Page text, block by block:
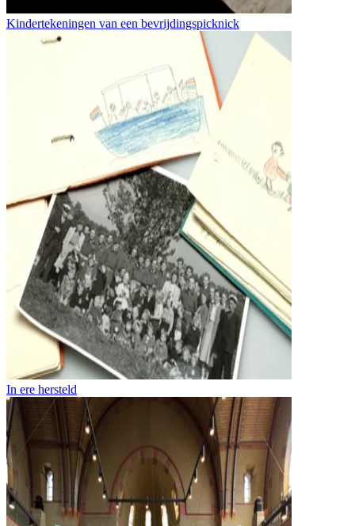
Kindertekeningen van een bevrijdingspicknick
In ere hersteld